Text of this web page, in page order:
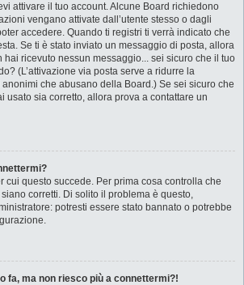
attivare il tuo account. Alcune Board richiedono
vengano attivate dall’utente stesso o dagli
accedere. Quando ti registri ti verrà indicato che
Se ti è stato inviato un messaggio di posta, allora
hai ricevuto nessun messaggio... sei sicuro che il tuo
(L’attivazione via posta serve a ridurre la
che abusano della Board.) Se sei sicuro che
usato sia corretto, allora prova a contattare un
cui questo succede. Per prima cosa controlla che
corretti. Di solito il problema è questo,
potresti essere stato bannato o potrebbe
fa, ma non riesco più a connettermi?!